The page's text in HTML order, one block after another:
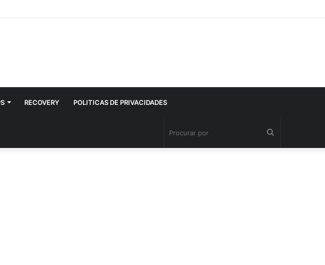
RECOVERY POLITICAS DE PRIVACIDADES